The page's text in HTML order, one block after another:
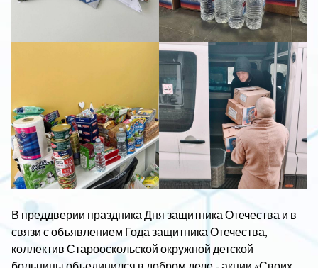
В преддверии праздника Дня защитника Отечества и в
связи с объявлением Года защитника Отечества,
коллектив Старооскольской окружной детской